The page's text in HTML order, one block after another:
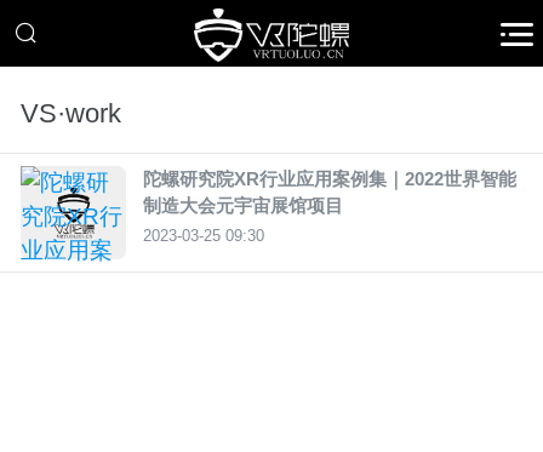
VS·work
陀螺研究院XR行业应用案例集｜2022世界智能
制造大会元宇宙展馆项目
2023-03-25 09:30